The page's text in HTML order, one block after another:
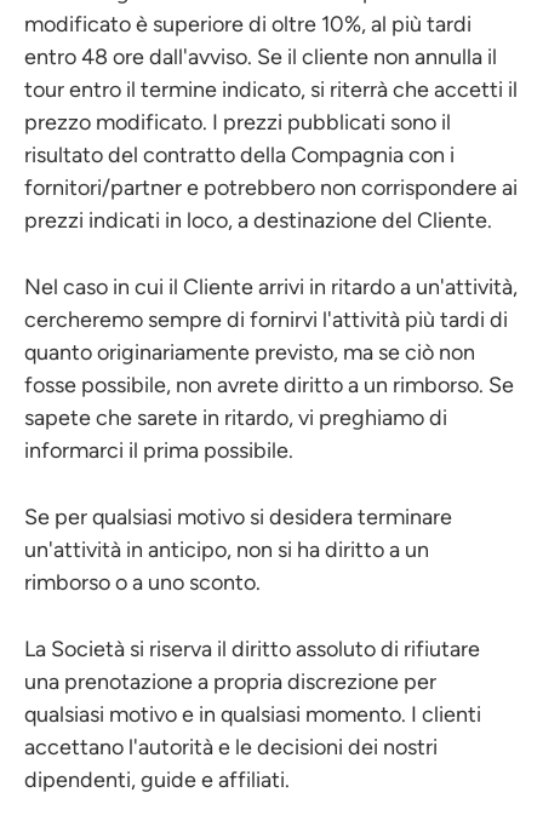
modificato è superiore di oltre 10%, al più tardi
entro 48 ore dall'avviso. Se il cliente non annulla il
tour entro il termine indicato, si riterrà che accetti il
prezzo modificato. I prezzi pubblicati sono il
risultato del contratto della Compagnia con i
fornitori/partner e potrebbero non corrispondere ai
prezzi indicati in loco, a destinazione del Cliente.
Nel caso in cui il Cliente arrivi in ritardo a un'attività,
cercheremo sempre di fornirvi l'attività più tardi di
quanto originariamente previsto, ma se ciò non
fosse possibile, non avrete diritto a un rimborso. Se
sapete che sarete in ritardo, vi preghiamo di
informarci il prima possibile.
Se per qualsiasi motivo si desidera terminare
un'attività in anticipo, non si ha diritto a un
rimborso o a uno sconto.
La Società si riserva il diritto assoluto di rifiutare
una prenotazione a propria discrezione per
qualsiasi motivo e in qualsiasi momento. I clienti
accettano l'autorità e le decisioni dei nostri
dipendenti, guide e affiliati.